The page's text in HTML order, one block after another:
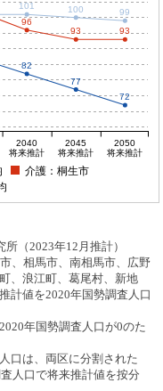
82
77
72
101 100 99
96
93
93
2040
将来推計
2045
将来推計
2050
将来推計
介護：桐生市
（2023年12月推計）
、相馬市、南相馬市、広野
、浪江町、葛尾村、新地
計値を2020年国勢調査人口
年国勢調査人口が0のた
口は、両区に分割された
人口で将来推計値を按分